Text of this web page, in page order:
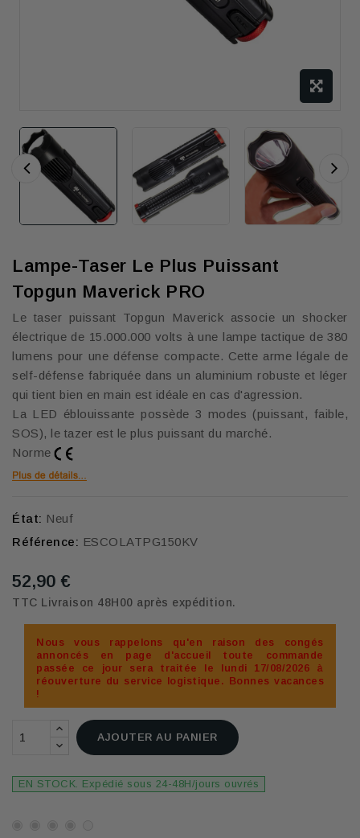
Lampe-Taser Le Plus Puissant
Topgun Maverick PRO
Le taser puissant Topgun Maverick associe un shocker
électrique de 15.000.000 volts à une lampe tactique de 380
lumens pour une défense compacte. Cette arme légale de
self-défense fabriquée dans un aluminium robuste et léger
qui tient bien en main est idéale en cas d'agression.
La LED éblouissante possède 3 modes (puissant, faible,
SOS), le tazer est le plus puissant du marché.
Norme
État: Neuf
Référence: ESCOLATPG150KV
52,90 €
TTC Livraison 48H00 après expédition.
Nous vous rappelons qu'en raison des congés
annoncés en page d'accueil toute commande
passée ce jour sera traitée le lundi 17/08/2026 à
réouverture du service logistique. Bonnes vacances
!
AJOUTER AU PANIER
EN STOCK. Expédié sous 24-48H/jours ouvrés